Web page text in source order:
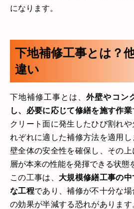
になります。
下地補修工事とは？
違い
下地補修工事とは、外壁やコン
し、必要に応じて修繕を施す作業
クリート面に発生したひび割れ
れぞれに適した補修方法を適用
壁全体の安全性を確保し、その
層が本来の性能を発揮できる状態
この工事は、 大規模修繕工事の
な工程であり、補修が不十分な
の効果が半減する恐れがあります